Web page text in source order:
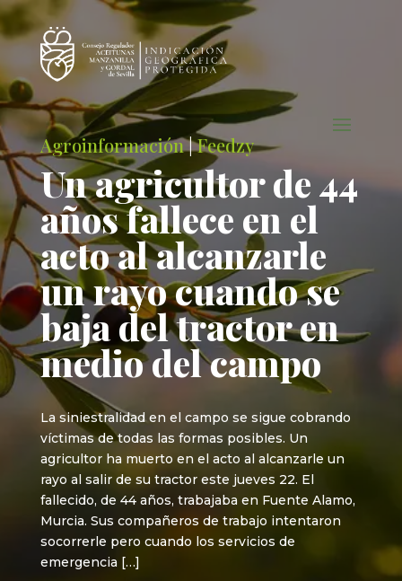
Agroinformación|Feedzy
Un agricultor de 44
años fallece en el
acto al alcanzarle
un rayo cuando se
baja del tractor en
medio del campo
La siniestralidad en el campo se sigue cobrando
víctimas de todas las formas posibles. Un
agricultor ha muerto en el acto al alcanzarle un
rayo al salir de su tractor este jueves 22. El
fallecido, de 44 años, trabajaba en Fuente Alamo,
Murcia. Sus compañeros de trabajo intentaron
socorrerle pero cuando los servicios de
emergencia […]